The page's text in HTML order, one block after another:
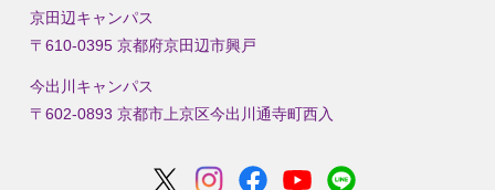
京田辺キャンパス
〒610-0395 京都府京田辺市興戸
今出川キャンパス
〒602-0893 京都市上京区今出川通寺町西入